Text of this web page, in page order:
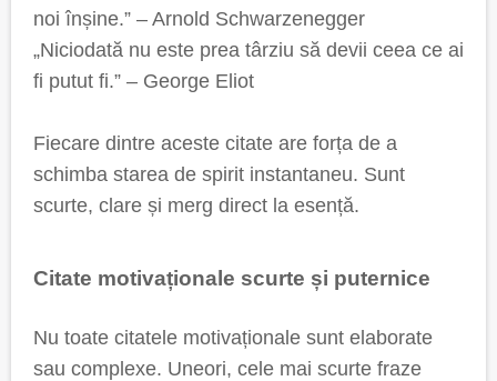
noi înșine.” – Arnold Schwarzenegger
„Niciodată nu este prea târziu să devii ceea ce ai
fi putut fi.” – George Eliot
Fiecare dintre aceste citate are forța de a
schimba starea de spirit instantaneu. Sunt
scurte, clare și merg direct la esență.
Citate motivaționale scurte și puternice
Nu toate citatele motivaționale sunt elaborate
sau complexe. Uneori, cele mai scurte fraze